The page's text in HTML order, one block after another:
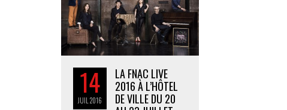
14
JUIL 2016
LA FNAC LIVE
2016 À L’HÔTEL
DE VILLE DU 20